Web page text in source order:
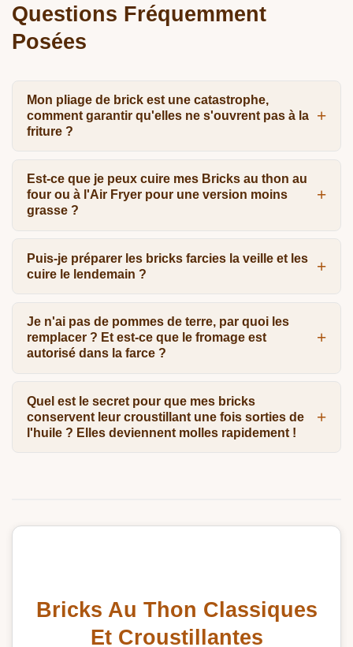
Questions Fréquemment
Posées
Mon pliage de brick est une catastrophe,
comment garantir qu'elles ne s'ouvrent pas à la
friture ?
Est-ce que je peux cuire mes Bricks au thon au
four ou à l'Air Fryer pour une version moins
grasse ?
Puis-je préparer les bricks farcies la veille et les
cuire le lendemain ?
Je n'ai pas de pommes de terre, par quoi les
remplacer ? Et est-ce que le fromage est
autorisé dans la farce ?
Quel est le secret pour que mes bricks
conservent leur croustillant une fois sorties de
l'huile ? Elles deviennent molles rapidement !
Bricks Au Thon Classiques
Et Croustillantes